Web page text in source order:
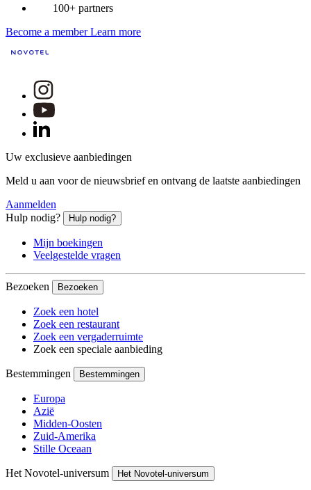
100+ partners
Become a member Learn more
Uw exclusieve aanbiedingen
Meld u aan voor de nieuwsbrief en ontvang de laatste aanbiedingen
Aanmelden
Hulp nodig?
Hulp nodig?
Mijn boekingen
Veelgestelde vragen
Bezoeken Bezoeken
Zoek een hotel
Zoek een restaurant
Zoek een vergaderruimte
Zoek een speciale aanbieding
Bestemmingen Bestemmingen
Europa
Azië
Midden-Oosten
Zuid-Amerika
Stille Oceaan
Het Novotel-universum Het Novotel-universum